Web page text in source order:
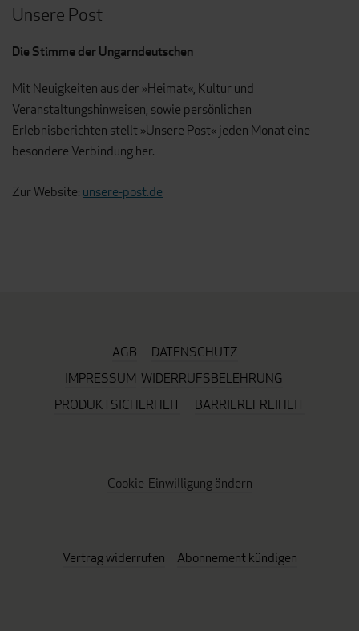
Unsere Post
Die Stimme der Ungarndeutschen
Mit Neuigkeiten aus der »Heimat«, Kultur und
Veranstaltungshinweisen, sowie persönlichen
Erlebnisberichten stellt »Unsere Post« jeden Monat eine
besondere Verbindung her.
Zur Website: unsere-post.de
AGB
DATENSCHUTZ
IMPRESSUM WIDERRUFSBELEHRUNG
PRODUKTSICHERHEIT
BARRIEREFREIHEIT
Cookie-Einwilligung ändern
Vertrag widerrufen Abonnement kündigen